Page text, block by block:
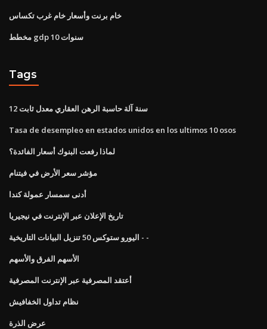
خام برنت وأسعار خام غرب تكساس
مخطط gdp 10 سنوات
Tags
12 سنة آلة حاسبة الرهن العقاري معدل ثابت
Tasa de desempleo en estados unidos en los ultimos 10 osos
لماذا رفعت البنوك أسعار الفائدة؟
مؤشر سعر الأرض في فيتنام
أدنى سمسار عمولة كندا
تاريخ الإعلان عبر الإنترنت في نيجيريا
اليورو ستوكس 50 تنزيل البيانات التاريخية - -
الأسهم الفرق والأسهم
أعتقد المصرفية عبر الإنترنت المصرفية
نظام تداول الخفافيش
عرض الذرة